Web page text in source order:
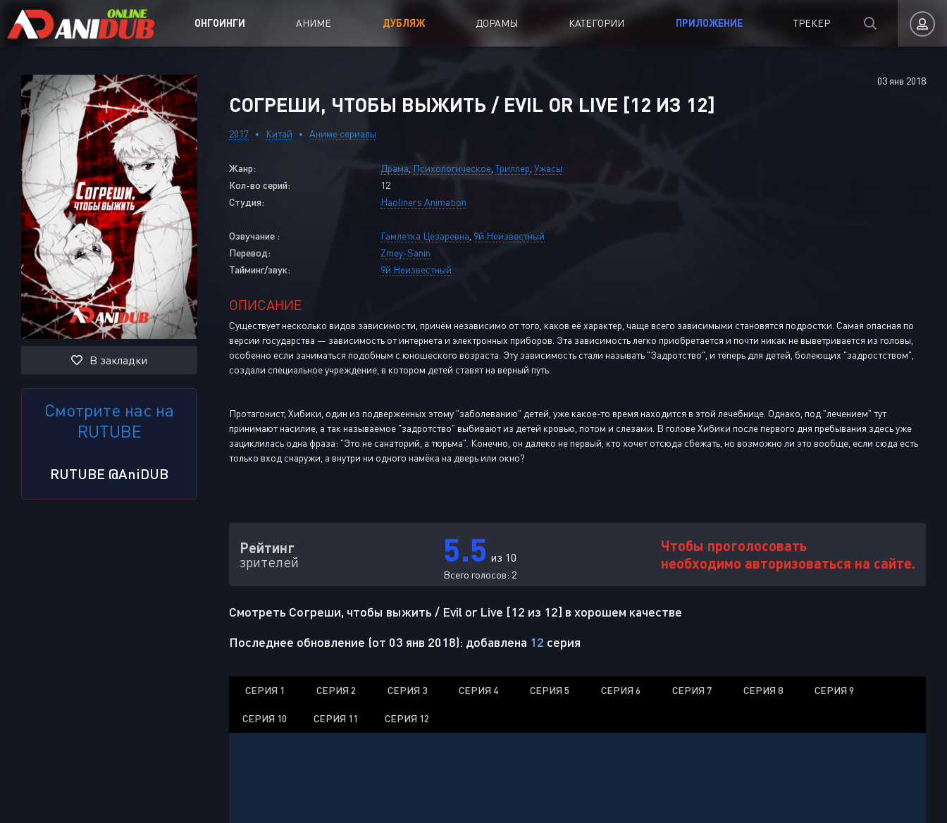
ОНГОИНГИ АНИМЕ ДУБЛЯЖ ДОРАМЫ КАТЕГОРИИ
Аниме сериалы
Аниме Ongoing
Аниме Фильмы
Дубляж Анидаба
ПРИЛОЖЕНИЕ ТРЕКЕР
Авторизация
Или войти через
В закладки
Смотрите нас на
RUTUBE
RUTUBE @AniDUB
03 янв 2018
СОГРЕШИ, ЧТОБЫ ВЫЖИТЬ / EVIL OR LIVE [12 ИЗ 12]
2017 Китай Аниме сериалы
Жанр: Драма Психологическое Триллер Ужасы
Кол-во серий:
12
Студия:
Haoliners Animation
Озвучание : Гамлетка Цезаревна 9й Неизвестный
Перевод:
Zmey-Sanin
Тайминг/звук:
9й Неизвестный
ОПИСАНИЕ
Существует несколько видов зависимости, причём независимо от того, каков её характер, чаще всего зависимыми становятся подростки. Самая опасная по
версии государства — зависимость от интернета и электронных приборов. Эта зависимость легко приобретается и почти никак не выветривается из головы,
особенно если заниматься подобным с юношеского возраста. Эту зависимость стали называть "Задротство", и теперь для детей, болеющих "задростством",
создали специальное учреждение, в котором детей ставят на верный путь.
Протагонист, Хибики, один из подверженных этому "заболеванию" детей, уже какое-то время находится в этой лечебнице. Однако, под "лечением" тут
принимают насилие, а так называемое "задротство" выбивают из детей кровью, потом и слезами. В голове Хибики после первого дня пребывания здесь уже
зациклилась одна фраза: "Это не санаторий, а тюрьма". Конечно, он далеко не первый, кто хочет отсюда сбежать, но возможно ли это вообще, если сюда есть
только вход снаружи, а внутри ни одного намёка на дверь или окно?
Рейтинг
зрителей 5.5 из 10
Всего голосов: 2
Чтобы проголосовать
необходимо авторизоваться на сайте.
Смотреть Согреши, чтобы выжить / Evil or Live [12 из 12] в хорошем качестве
Последнее обновление (от 03 янв 2018): добавлена 12 серия
СЕРИЯ 1 СЕРИЯ 2 СЕРИЯ 3 СЕРИЯ 4 СЕРИЯ 5 СЕРИЯ 6 СЕРИЯ 7 СЕРИЯ 8 СЕРИЯ 9
СЕРИЯ 10 СЕРИЯ 11 СЕРИЯ 12